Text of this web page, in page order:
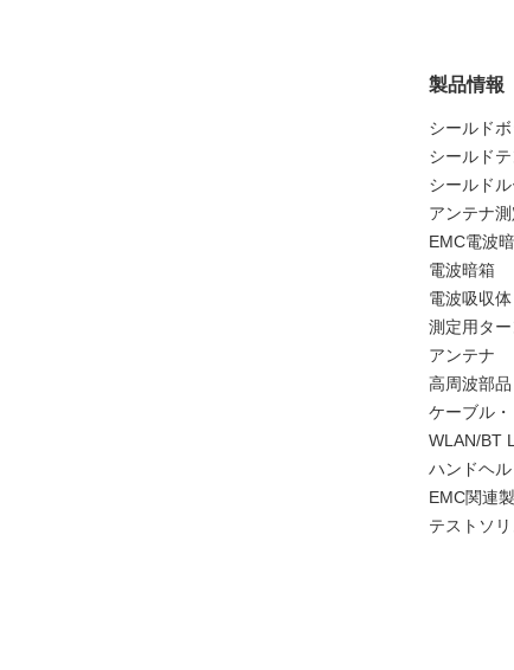
製品情報
シールド
シールドテ
シールドル
アンテナ
EMC電波
電波暗箱
電波吸収体
測定用タ
アンテナ
高周波部品
ケーブル
WLAN/BT
ハンドヘ
EMC関連
テストソ